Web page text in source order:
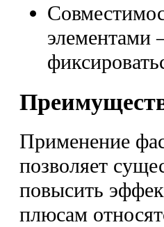
элементами
Применение
позволяет
повысить
плюсам